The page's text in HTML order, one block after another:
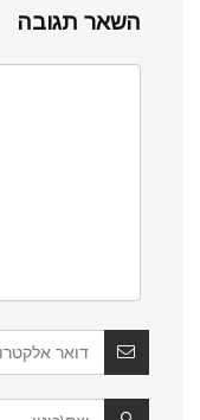
השאר תגובה